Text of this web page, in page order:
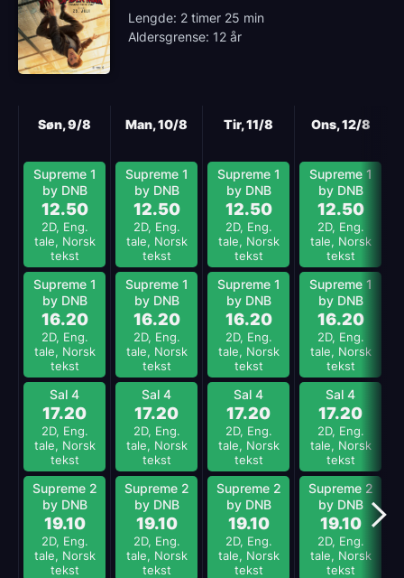
Lengde: 2 timer 25 min
Aldersgrense: 12 år
Søn, 9/8
Supreme 1
by DNB
12.50
2D, Eng.
tale, Norsk
tekst
Supreme 1
by DNB
16.20
2D, Eng.
tale, Norsk
tekst
Sal 4
17.20
2D, Eng.
tale, Norsk
tekst
Supreme 2
by DNB
19.10
2D, Eng.
tale, Norsk
tekst
Man, 10/8
Supreme 1
by DNB
12.50
2D, Eng.
tale, Norsk
tekst
Supreme 1
by DNB
16.20
2D, Eng.
tale, Norsk
tekst
Sal 4
17.20
2D, Eng.
tale, Norsk
tekst
Supreme 2
by DNB
19.10
2D, Eng.
tale, Norsk
tekst
Tir, 11/8
Supreme 1
by DNB
12.50
2D, Eng.
tale, Norsk
tekst
Supreme 1
by DNB
16.20
2D, Eng.
tale, Norsk
tekst
Sal 4
17.20
2D, Eng.
tale, Norsk
tekst
Supreme 2
by DNB
19.10
2D, Eng.
tale, Norsk
tekst
Ons, 12/8
Supreme 1
by DNB
12.50
2D, Eng.
tale, Norsk
tekst
Supreme 1
by DNB
16.20
2D, Eng.
tale, Norsk
tekst
Sal 4
17.20
2D, Eng.
tale, Norsk
tekst
Supreme 2
by DNB
19.10
2D, Eng.
tale, Norsk
tekst